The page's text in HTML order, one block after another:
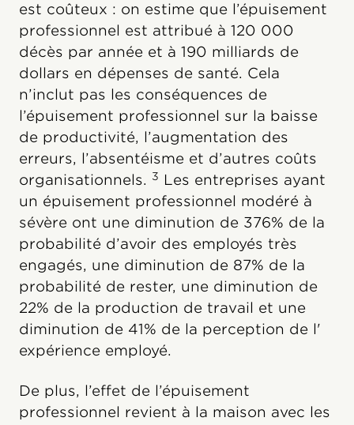
est coûteux : on estime que l’épuisement
professionnel est attribué à 120 000
décès par année et à 190 milliards de
dollars en dépenses de santé. Cela
n’inclut pas les conséquences de
l’épuisement professionnel sur la baisse
de productivité, l’augmentation des
erreurs, l’absentéisme et d’autres coûts
organisationnels. 3 Les entreprises ayant
un épuisement professionnel modéré à
sévère ont une diminution de 376% de la
probabilité d’avoir des employés très
engagés, une diminution de 87% de la
probabilité de rester, une diminution de
22% de la production de travail et une
diminution de 41% de la perception de l'
expérience employé.
De plus, l’effet de l’épuisement
professionnel revient à la maison avec les